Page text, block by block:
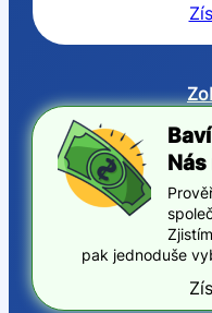
Nás
pak jednoduše